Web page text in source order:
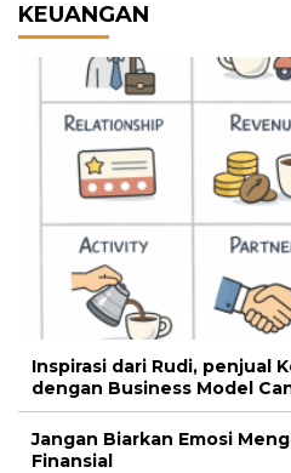
KEUANGAN
Inspirasi dari Rudi, penjual
dengan Business Model
Jangan Biarkan Emosi
Finansial